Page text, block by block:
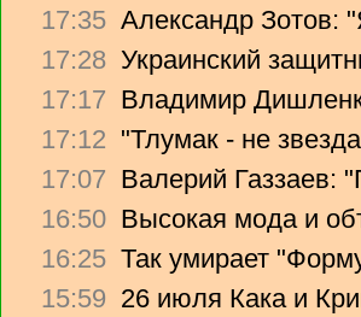
17:35 Александр Зотов:
17:28 Украинский
17:17 Владимир
17:12 "Тлумак - не
17:07 Валерий Газзаев:
16:50 Высокая мода и
16:25 Так умирает
15:59 26 июля Кака и